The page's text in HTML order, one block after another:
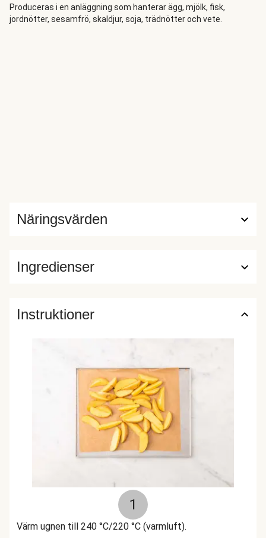
Vi piffar med färsk persilja, och sedan återstår bara att
njuta av middagen.
Produceras i en anläggning som hanterar ägg, mjölk, fisk,
jordnötter, sesamfrö, skaldjur, soja, trädnötter och vete.
Ingredienser
Näringsvärden
Instruktioner
1
Värm ugnen till 240 °C/220 °C (varmluft).